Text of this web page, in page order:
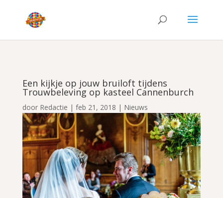
Een kijkje op jouw bruiloft tijdens
Trouwbeleving op kasteel Cannenburch
door Redactie | feb 21, 2018 | Nieuws